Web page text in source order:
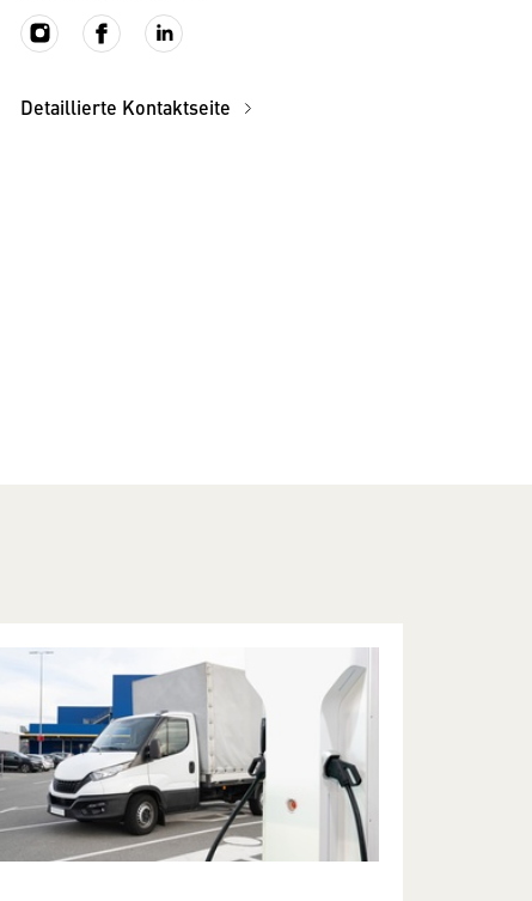
Detaillierte Kontaktseite